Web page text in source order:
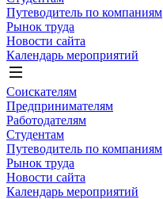
Путеводитель по компаниям
Рынок труда
Новости сайта
Календарь мероприятий
Соискателям
Предпринимателям
Работодателям
Студентам
Путеводитель по компаниям
Рынок труда
Новости сайта
Календарь мероприятий